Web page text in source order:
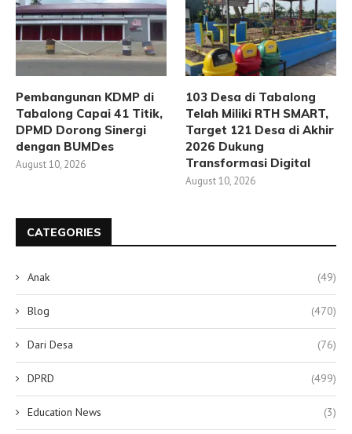
Pembangunan KDMP di
Tabalong Capai 41 Titik,
DPMD Dorong Sinergi
dengan BUMDes
August 10, 2026
103 Desa di Tabalong
Telah Miliki RTH SMART,
Target 121 Desa di Akhir
2026 Dukung
Transformasi Digital
August 10, 2026
CATEGORIES
Anak (49)
Blog (470)
Dari Desa (76)
DPRD (499)
Education News (3)